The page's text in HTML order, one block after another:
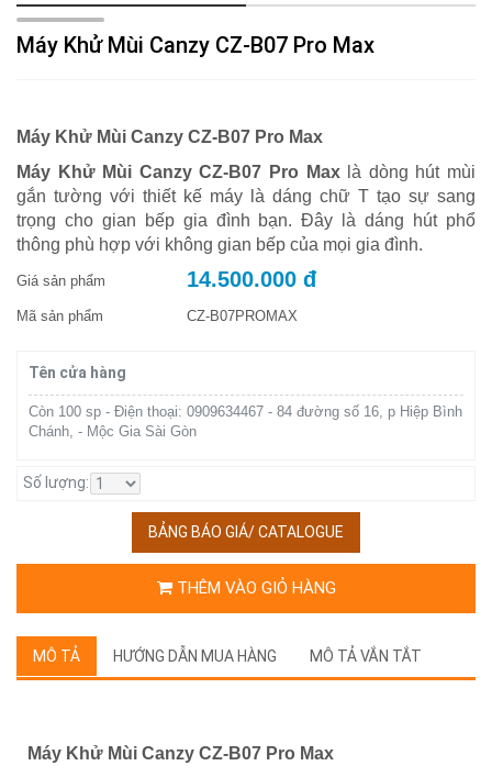
Máy Khử Mùi Canzy CZ-B07 Pro Max
Máy Khử Mùi Canzy CZ-B07 Pro Max
Máy Khử Mùi Canzy CZ-B07 Pro Maxlà dòng hút mùi
gắn tường với thiết kế máy là dáng chữ T tạo sự sang
trọng cho gian bếp gia đình bạn. Đây là dáng hút phổ
thông phù hợp với không gian bếp của mọi gia đình.
Giá sản phẩm 14.500.000 đ
Mã sản phẩm CZ-B07PROMAX
Tên cửa hàng
Còn 100 sp - Điện thoại: 0909634467 - 84 đường số 16, p Hiệp Bình
Chánh, - Mộc Gia Sài Gòn
Số lượng:
BẢNG BÁO GIÁ/ CATALOGUE
THÊM VÀO GIỎ HÀNG
MÔ TẢ HƯỚNG DẪN MUA HÀNG MÔ TẢ VẮN TẮT
Máy Khử Mùi Canzy CZ-B07 Pro Max